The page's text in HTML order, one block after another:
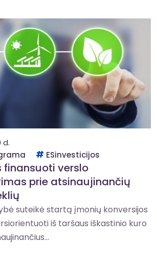
d.
ESinvesticijos
verslo
prie atsinaujinančių
suteikė startą įmonių konversijos
iš taršaus iškastinio kuro